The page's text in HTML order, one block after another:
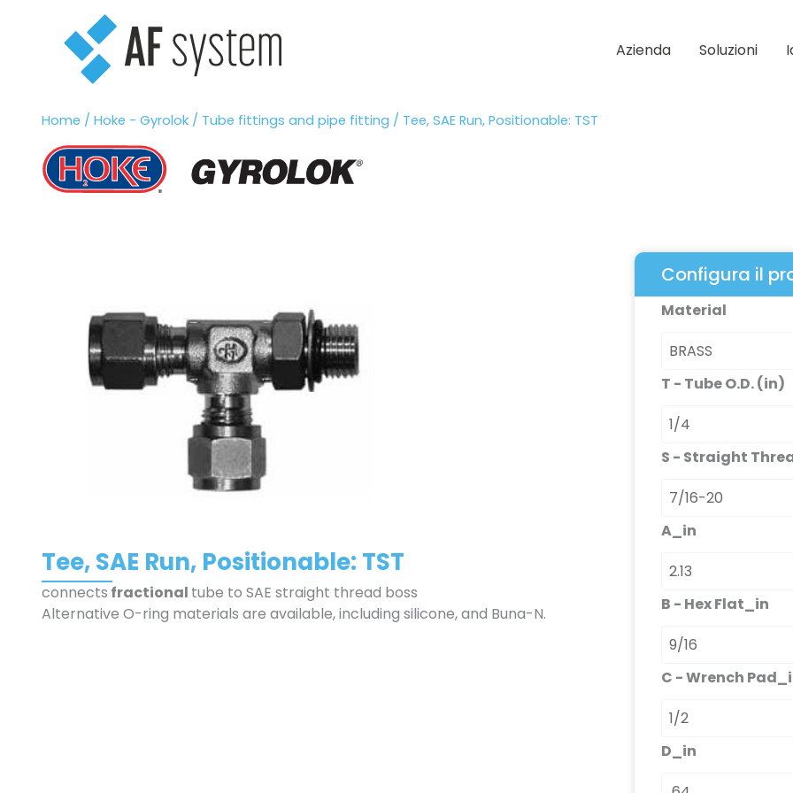
contenuto
Azienda Soluzioni
Home / Hoke - Gyrolok / Tube fittings and pipe fitting / Tee, SAE Run, Positionable: TST
Tee, SAE Run, Positionable: TST
connects fractional tube to SAE straight thread boss
Alternative O-ring materials are available, including silicone, and Buna-N.
Configura il
Material
T - Tube O.D. (in)
S - Straight
A_in
B - Hex Flat_in
C - Wrench
D_in
Tee,
Run,
TST
quantità